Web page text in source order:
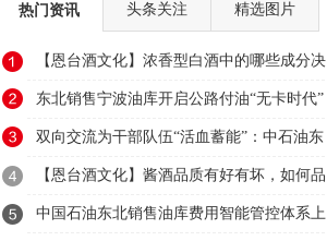
热门资讯 头条关注 精选图片
【恩台酒文化】浓香型白酒中的哪些成分决
定酒质的好坏？
东北销售宁波油库开启公路付油“无卡时代”
双向交流为干部队伍“活血蓄能”：中石油东
北销售畅通交流通道 推动干部快速成长
【恩台酒文化】酱酒品质有好有坏，如何品
出？
中国石油东北销售油库费用智能管控体系上